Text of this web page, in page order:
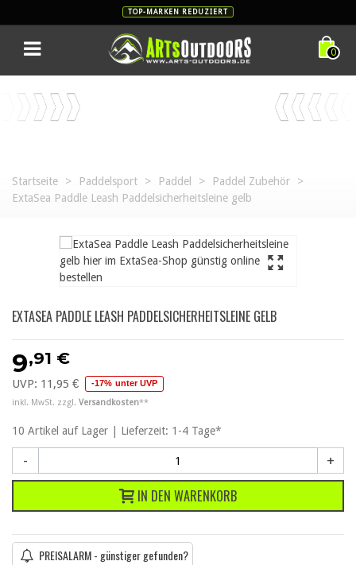
TOP-MARKEN REDUZIERT
0
Startseite > Paddelsport > Paddel > Paddel Zubehör
>
ExtaSea Paddle Leash Paddelsicherheitsleine gelb
EXTASEA PADDLE LEASH PADDELSICHERHEITSLEINE GELB
9,91 €
UVP: 11,95 € -17% unter UVP
inkl. MwSt. zzgl. Versandkosten**
10 Artikel auf Lager | Lieferzeit: 1-4 Tage*
- +
IN DEN WARENKORB
PREISALARM - günstiger gefunden?